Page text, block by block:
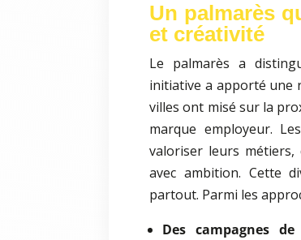
Un palmarès
et créativité
Le palmarès a
initiative a apporté une
villes ont misé sur la
marque employeur.
valoriser leurs
avec ambition. Cette
partout. Parmi les
Des campagnes